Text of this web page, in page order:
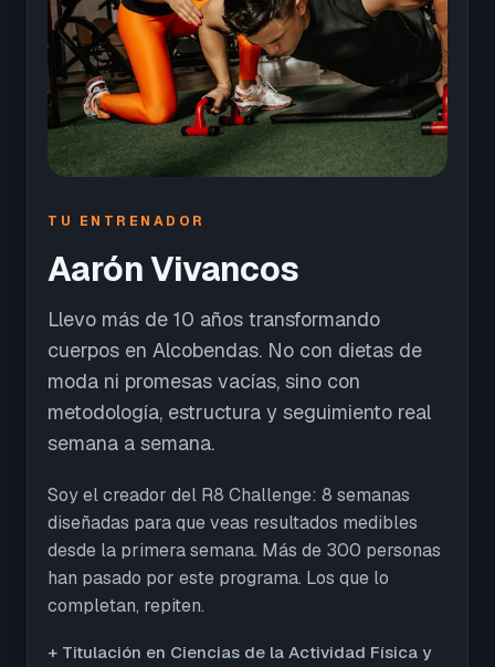
TU ENTRENADOR
Aarón Vivancos
Llevo más de 10 años transformando
cuerpos en Alcobendas. No con dietas de
moda ni promesas vacías, sino con
metodología, estructura y seguimiento real
semana a semana.
Soy el creador del R8 Challenge: 8 semanas
diseñadas para que veas resultados medibles
desde la primera semana. Más de 300 personas
han pasado por este programa. Los que lo
completan, repiten.
+ Titulación en Ciencias de la Actividad Física y